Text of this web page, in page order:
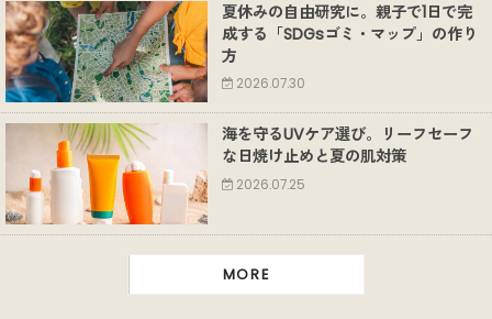
夏休みの自由研究に。親子で1日で完
成する「SDGsゴミ・マップ」の作り
方
2026.07.30
海を守るUVケア選び。リーフセーフ
な日焼け止めと夏の肌対策
2026.07.25
MORE